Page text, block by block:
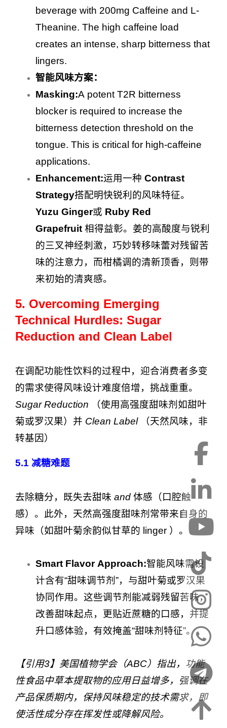
beverage with 200mg Caffeine and L-
Theanine. The high caffeine load
creates an intense, sharp bitterness that
lingers.
智能风味方案：
Masking:A potent T2R bitterness
blocker is required to increase the
bitterness detection threshold on the
tongue. This is critical for high-caffeine
applications.
Enhancement:运用一种 Contrast
Strategy搭配明快锐利的风味特征。
Yuzu Ginger或 Ruby Red
Grapefruit 相得益彰。姜的高酸度与锐利
的三叉神经刺激，巧妙转移味蕾对残留苦
味的注意力，而柑橘调的清新顶香，则带
来初始的清爽感。
5. Overcoming Emerging
Technical Hurdles: Sugar
Reduction and Clean Label
在调配功能性饮料的过程中，迎合消费者多变
的需求使得风味设计难度倍增，挑战重重。
Sugar Reduction （使用高强度甜味剂如甜叶
菊或罗汉果）并 Clean Label（天然风味，非
转基因）
5.1 减糖难题
去除糖分，既失去甜味 and 体感（口腔触
感）。此外，天然高强度甜味剂常带来自身的
异味（如甜叶菊余韵似甘草的 linger ）。
Smart Flavor Approach:智能风味需设
计含有“甜味调节剂”，与甜叶菊或罗汉果
协同作用。这些调节剂能减弱残留苦味，
改善甜味起点，更贴近蔗糖的口感，并提
升口感体验，有效掩盖“甜味剂特征”。
【引用3】美国植物学会（ABC）指出，功能
性食品中草本提取物的应用日益增多，强调在
产品保质期内，保持风味稳定的技术需求，即
使活性成分存在挥发性或降解风险。